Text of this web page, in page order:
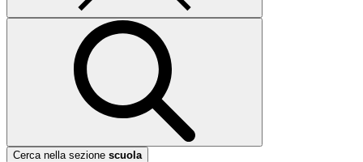
Cerca nella sezione scuola